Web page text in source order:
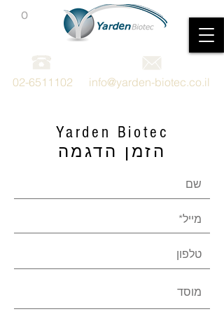
02-6511102 info@yarden-biotec.co.il
0
Yarden Biotec
הזמן הדגמה